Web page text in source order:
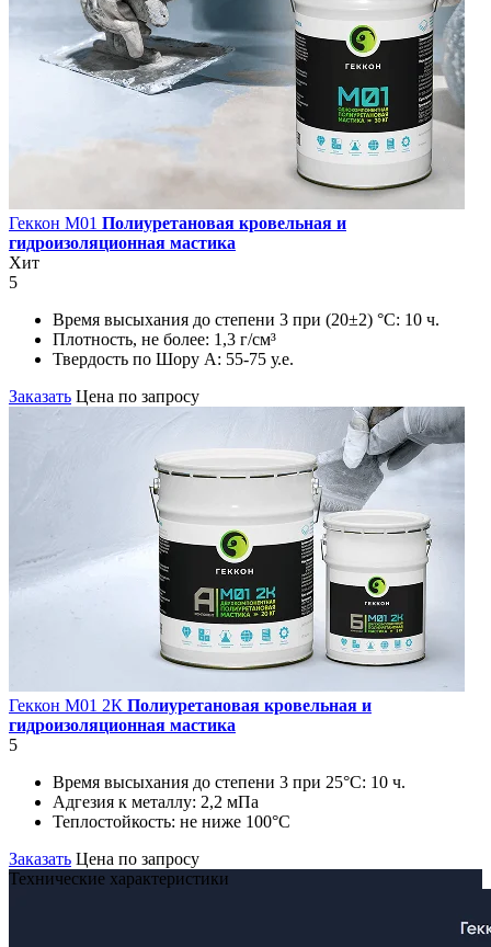
Геккон М01 Полиуретановая кровельная и
гидроизоляционная мастика
Хит
5
Время высыхания до степени 3 при (20±2) °С: 10 ч.
Плотность, не более: 1,3 г/см³
Твердость по Шору А: 55-75 у.е.
Заказать Цена по запросу
Геккон М01 2К Полиуретановая кровельная и
гидроизоляционная мастика
5
Время высыхания до степени 3 при 25°С: 10 ч.
Адгезия к металлу: 2,2 мПа
Теплостойкость: не ниже 100°С
Заказать Цена по запросу
Технические характеристики